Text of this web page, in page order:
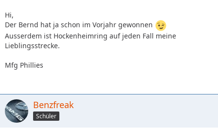
Hi,
Der Bernd hat ja schon im Vorjahr gewonnen
Ausserdem ist Hockenheimring auf jeden Fall meine
Lieblingsstrecke.
Mfg Phillies
Benzfreak
Schüler